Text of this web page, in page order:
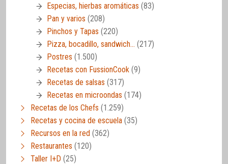
Especias, hierbas aromáticas (83)
Pan y varios (208)
Pinchos y Tapas (220)
Pizza, bocadillo, sandwich… (217)
Postres (1.500)
Recetas con FussionCook (9)
Recetas de salsas (317)
Recetas en microondas (174)
Recetas de los Chefs (1.259)
Recetas y cocina de escuela (35)
Recursos en la red (362)
Restaurantes (120)
Taller I+D (25)